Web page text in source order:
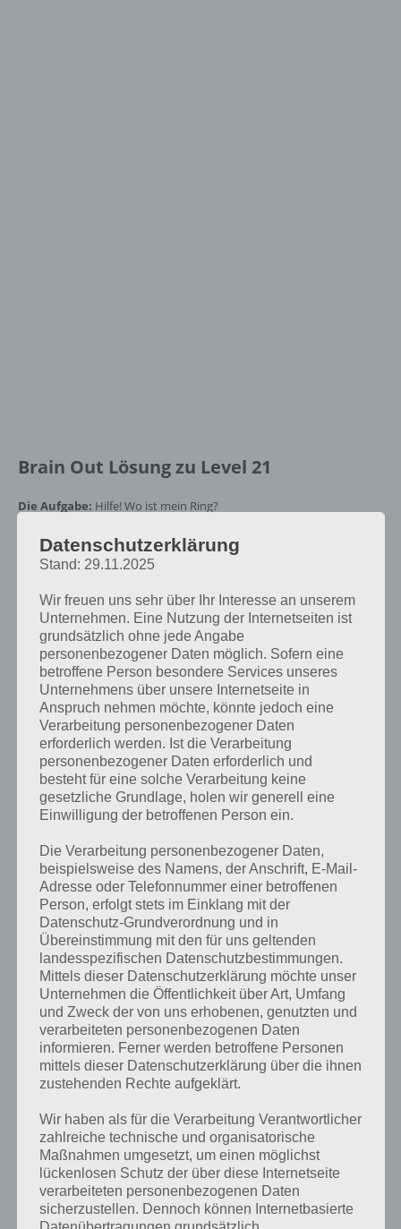
Brain Out Lösung zu Level 21
Die Aufgabe: Hilfe! Wo ist mein Ring?
Die Lösung für Level 21:Relativ einfach: Öffne die Dose? geb dem
Hund zu essen und nach kurzer Zeit kommt der Ring zum Vorschein.
Du suchst die Lösung für ein
anderes Brain Out Level? Zur
Übersicht: Alle Lösungen von
Brain Out!
Lösung im Video zu Brain Out
Nachfolgend die Brain Out Lösung zu Level 21 auch nochmal als
Erklärung!
Darum geht es in Brain Out
Datenschutzerklärung
Stand: 29.11.2025
Wir freuen uns sehr über Ihr Interesse an unserem
Unternehmen. Eine Nutzung der Internetseiten ist
grundsätzlich ohne jede Angabe
personenbezogener Daten möglich. Sofern eine
betroffene Person besondere Services unseres
Unternehmens über unsere Internetseite in
Anspruch nehmen möchte, könnte jedoch eine
Verarbeitung personenbezogener Daten
erforderlich werden. Ist die Verarbeitung
personenbezogener Daten erforderlich und
besteht für eine solche Verarbeitung keine
gesetzliche Grundlage, holen wir generell eine
Einwilligung der betroffenen Person ein.
Die Verarbeitung personenbezogener Daten,
beispielsweise des Namens, der Anschrift, E-Mail-
Adresse oder Telefonnummer einer betroffenen
Person, erfolgt stets im Einklang mit der
Datenschutz-Grundverordnung und in
Übereinstimmung mit den für uns geltenden
landesspezifischen Datenschutzbestimmungen.
Mittels dieser Datenschutzerklärung möchte unser
Unternehmen die Öffentlichkeit über Art, Umfang
und Zweck der von uns erhobenen, genutzten und
verarbeiteten personenbezogenen Daten
informieren. Ferner werden betroffene Personen
mittels dieser Datenschutzerklärung über die ihnen
zustehenden Rechte aufgeklärt.
Wir haben als für die Verarbeitung Verantwortlicher
zahlreiche technische und organisatorische
Maßnahmen umgesetzt, um einen möglichst
lückenlosen Schutz der über diese Internetseite
verarbeiteten personenbezogenen Daten
sicherzustellen. Dennoch können Internetbasierte